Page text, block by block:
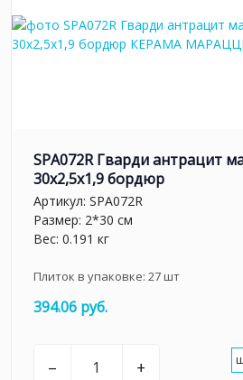
SPA072R Гварди антрацит
30x2,5x1,9 бордюр
Артикул: SPA072R
Размер: 2*30 см
Вес: 0.191 кг
Плиток в упаковке: 27шт
394.06 руб.
– +